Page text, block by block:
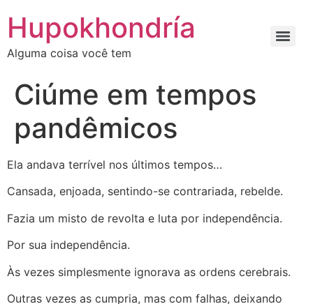
para
conteúdo
Hupokhondría
Alguma coisa você tem
Ciúme em tempos
pandêmicos
Ela andava terrível nos últimos tempos…
Cansada, enjoada, sentindo-se contrariada, rebelde.
Fazia um misto de revolta e luta por independência.
Por sua independência.
Às vezes simplesmente ignorava as ordens cerebrais.
Outras vezes as cumpria, mas com falhas, deixando